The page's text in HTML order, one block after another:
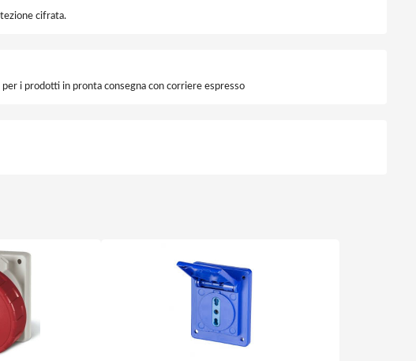
cifrata.
i prodotti in pronta consegna con corriere espresso